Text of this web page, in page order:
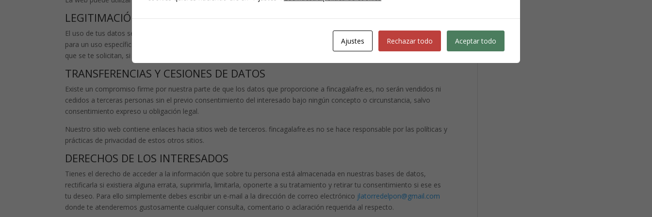
LEGITIMACIÓN DEL TRATAMIENTO DE DATOS
El uso de tus datos se realiza porque nos das tu consentimiento para usar los que nos proporcionas en los formularios
para un uso específico que se indica en cada uno de ellos. Tus datos solo son necesarios para los usos concretos por los
que se te solicitan, si no nos los facilitas, esos servicios no son posibles.
TRANSFERENCIAS Y CESIONES DE DATOS
Existe un compromiso firme por nuestra parte de que los datos que proporcione a fincagalafre.es, no serán vendidos ni
cedidos a terceras personas sin el previo consentimiento del interesado bajo ningún concepto o circunstancia, salvo
consentimiento expreso u obligación legal.
Nuestro sitio web contiene enlaces hacia sitios web de terceros. fincagalafre.es no se hace responsable por las políticas y
prácticas de privacidad de estos otros sitios.
DERECHOS DE LOS INTERESADOS
Tienes el derecho de acceder a la información que sobre tu persona está almacenada en nuestras bases de datos,
rectificarla si existiera alguna errata, suprimirla, limitarla, oponerte a su tratamiento y retirar tu consentimiento si ese es
tu deseo. Para ello simplemente debes escribir un e-mail a la dirección de correo electrónico jlatorredelpon@gmail.com
donde te atenderemos gustosamente cualquier consulta, comentario o aclaración requerida al respecto.
Ajustes Rechazar todo Aceptar todo